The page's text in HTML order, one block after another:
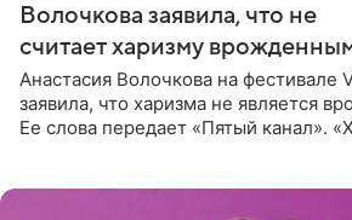
Волочкова заявила, что не
считает харизму
Анастасия Волочкова на фестивале
заявила, что харизма не является
Ее слова передает «Пятый канал».